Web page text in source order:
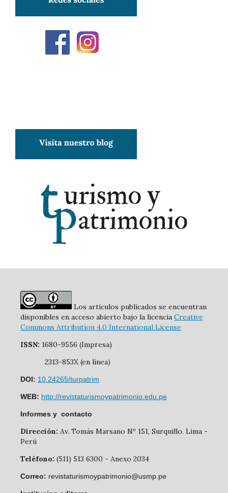
Los artículos publicados se encuentran
disponibles en acceso abierto bajo la licencia Creative
Commons Attribution 4.0 International License
ISSN: 1680-9556 (Impresa)
2313-853X (en línea)
DOI: 10.24265/turpatrim
WEB: http://revistaturismoypatrimonio.edu.pe
Informes y contacto
Dirección: Av. Tomás Marsano Nº 151, Surquillo. Lima -
Perú
Teléfono: (511) 513 6300 - Anexo 2034
Correo: revistaturismoypatrimonio@usmp.pe